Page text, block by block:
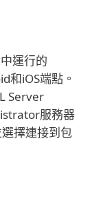
運行的
和iOS端點。
Server
服務器
擇連接到包